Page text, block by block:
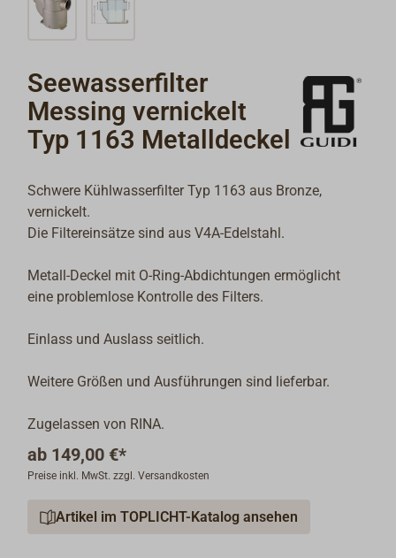
Seewasserfilter
Messing vernickelt
Typ 1163 Metalldeckel
Schwere Kühlwasserfilter Typ 1163 aus Bronze,
vernickelt.
Die Filtereinsätze sind aus V4A-Edelstahl.
Metall-Deckel mit O-Ring-Abdichtungen ermöglicht
eine problemlose Kontrolle des Filters.
Einlass und Auslass seitlich.
Weitere Größen und Ausführungen sind lieferbar.
Zugelassen von RINA.
ab 149,00 €*
Preise inkl. MwSt. zzgl. Versandkosten
Artikel im TOPLICHT-Katalog ansehen